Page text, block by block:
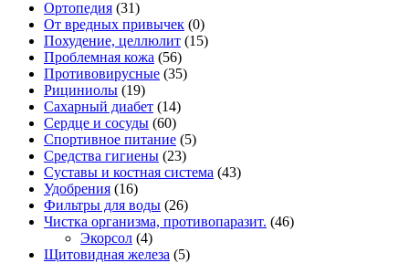
Ортопедия (31)
От вредных привычек (0)
Похудение, целлюлит (15)
Проблемная кожа (56)
Противовирусные (35)
Рициниолы (19)
Сахарный диабет (14)
Сердце и сосуды (60)
Спортивное питание (5)
Средства гигиены (23)
Суставы и костная система (43)
Удобрения (16)
Фильтры для воды (26)
Чистка организма, противопаразит. (46)
Экорсол (4)
Щитовидная железа (5)